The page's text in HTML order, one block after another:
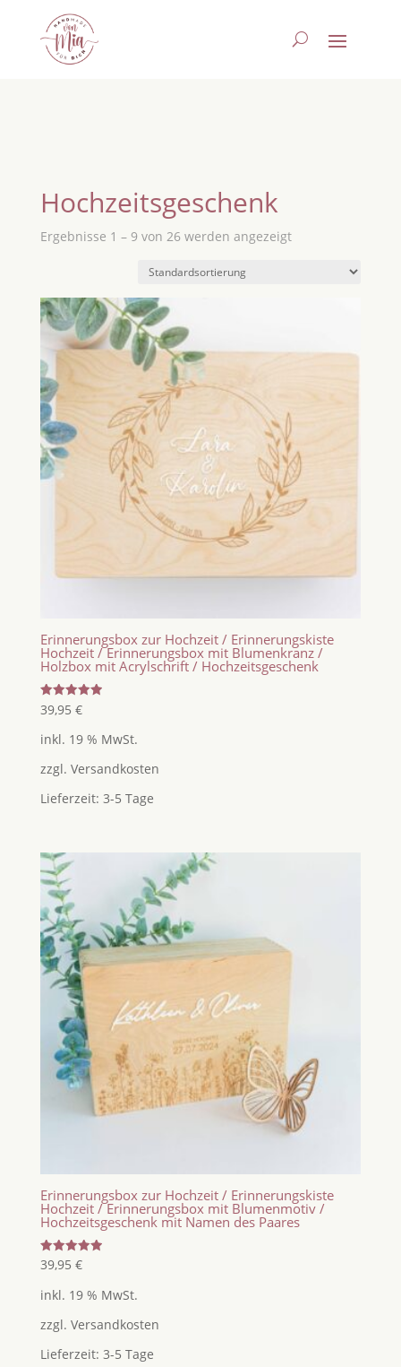
Hochzeitsgeschenk
Ergebnisse 1 – 9 von 26 werden angezeigt
Erinnerungsbox zur Hochzeit / Erinnerungskiste
Hochzeit / Erinnerungsbox mit Blumenkranz /
Holzbox mit Acrylschrift / Hochzeitsgeschenk
Bewertet
mit
von 5
39,95 €
inkl. 19 % MwSt.
zzgl. Versandkosten
Lieferzeit: 3-5 Tage
Erinnerungsbox zur Hochzeit / Erinnerungskiste
Hochzeit / Erinnerungsbox mit Blumenmotiv /
Hochzeitsgeschenk mit Namen des Paares
Bewertet
mit
von 5
39,95 €
inkl. 19 % MwSt.
zzgl. Versandkosten
Lieferzeit: 3-5 Tage